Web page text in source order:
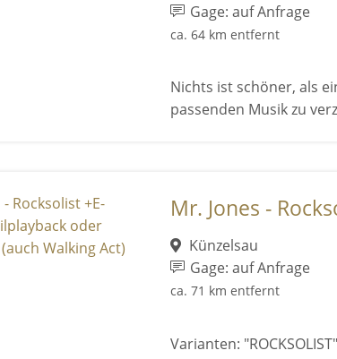
Gage: auf Anfrage
ca. 64 km entfernt
Nichts ist schöner, als
passenden Musik zu
Mr. Jones -
Künzelsau
Gage: auf Anfrage
ca. 71 km entfernt
Varianten: